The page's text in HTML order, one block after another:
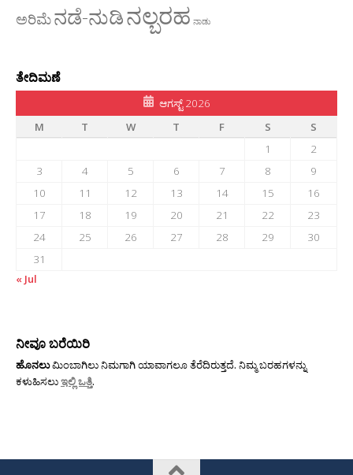
ಅರಿಮೆನಡೆ-ನುಡಿನಲ್ಬರಹ ನಾಡು
ತೇದಿಮಣೆ
ಆಗಸ್ಟ್ 2026
M
T W T F S
S
1
2
3
4 5 6 7 8
9
10
11 12 13 14 15
16
17
18 19 20 21 22
23
24
25 26 27 28 29
30
31
« Jul
ನೀವೂ ಬರೆಯಿರಿ
ಹೊನಲುಮಿಂಬಾಗಿಲು ನಿಮಗಾಗಿ ಯಾವಾಗಲೂ ತೆರೆದಿರುತ್ತದೆ. ನಿಮ್ಮ ಬರಹಗಳನ್ನು
ಕಳುಹಿಸಲುಇಲ್ಲಿ ಒತ್ತಿ.